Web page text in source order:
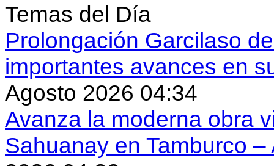
Temas del Día
Prolongación Garcilaso
importantes avances en
Agosto 2026 04:34
Avanza la moderna obra
Sahuanay en Tamburco